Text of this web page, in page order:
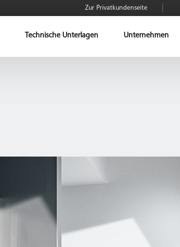
Zur Privatkundenseite
Technische Unterlagen Unternehmen